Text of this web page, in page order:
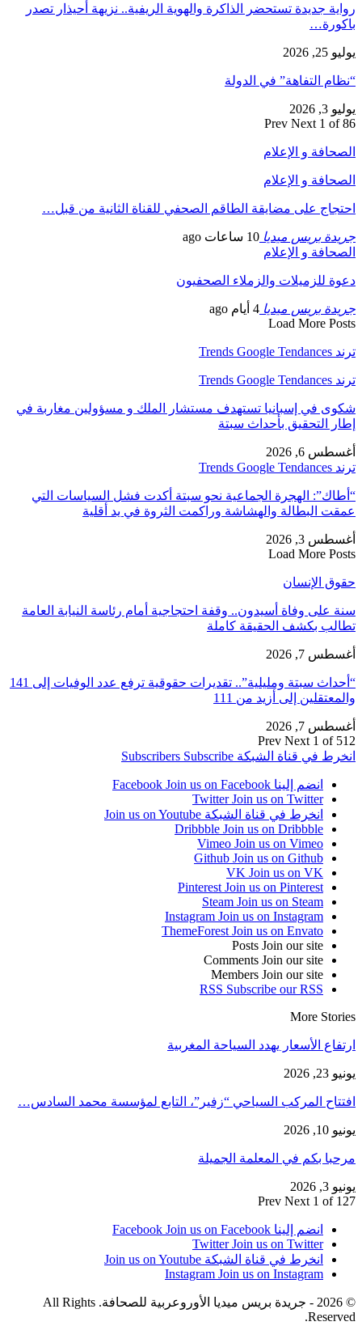
رواية جديدة تستحضر الذاكرة والهوية الريفية.. نزيهة أحيذار تصدر
باكورة…
يوليو 25, 2026
“نظام التفاهة” في الدولة
يوليو 3, 2026
Prev Next 1 of 86
الصحافة و الإعلام
الصحافة و الإعلام
احتجاج على مضايقة الطاقم الصحفي للقناة الثانية من قبل…
جريدة بريس ميديا 10 ساعات ago
الصحافة و الإعلام
دعوة للزميلات والزملاء الصحفيون
جريدة بريس ميديا 4 أيام ago
Load More Posts
ترند Trends Google Tendances
ترند Trends Google Tendances
شكوى في إسبانيا تستهدف مستشار الملك و مسؤولين مغاربة في
إطار التحقيق بأحداث سبتة
أغسطس 6, 2026
ترند Trends Google Tendances
“أطاك”: الهجرة الجماعية نحو سبتة أكدت فشل السياسات التي
عمقت البطالة والهشاشة وراكمت الثروة في يد أقلية
أغسطس 3, 2026
Load More Posts
حقوق الإنسان
سنة على وفاة أسيدون.. وقفة احتجاجية أمام رئاسة النيابة العامة
تطالب بكشف الحقيقة كاملة
أغسطس 7, 2026
“أحداث سبتة ومليلية”.. تقديرات حقوقية ترفع عدد الوفيات إلى 141
والمعتقلين إلى أزيد من 111
أغسطس 7, 2026
Prev Next 1 of 512
انخرط في قناة الشبكة
Subscribers Subscribe
انضم إلينا Facebook Join us on Facebook
Twitter Join us on Twitter
انخرط في قناة الشبكة Join us on Youtube
Dribbble Join us on Dribbble
Vimeo Join us on Vimeo
Github Join us on Github
VK Join us on VK
Pinterest Join us on Pinterest
Steam Join us on Steam
Instagram Join us on Instagram
ThemeForest Join us on Envato
Posts Join our site
Comments Join our site
Members Join our site
RSS Subscribe our RSS
More Stories
ارتفاع الأسعار يهدد السياحة المغربية
يونيو 23, 2026
افتتاح المركب السياحي “زفير”، التابع لمؤسسة محمد السادس…
يونيو 10, 2026
مرحبا بكم في المعلمة الجميلة
يونيو 3, 2026
Prev Next 1 of 127
انضم إلينا Facebook Join us on Facebook
Twitter Join us on Twitter
انخرط في قناة الشبكة Join us on Youtube
Instagram Join us on Instagram
© 2026 - جريدة بريس ميديا الأوروعربية للصحافة. All Rights
Reserved.